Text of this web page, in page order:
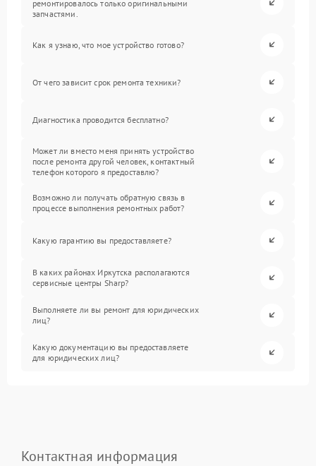
ремонтировалось только оригинальными
запчастями.
Как я узнаю, что мое устройство готово?
От чего зависит срок ремонта техники?
Диагностика проводится бесплатно?
Может ли вместо меня принять устройство
после ремонта другой человек, контактный
телефон которого я предоставлю?
Возможно ли получать обратную связь в
процессе выполнения ремонтных работ?
Какую гарантию вы предоставляете?
В каких районах Иркутска располагаются
сервисные центры Sharp?
Выполняете ли вы ремонт для юридических
лиц?
Какую документацию вы предоставляете
для юридических лиц?
Контактная информация